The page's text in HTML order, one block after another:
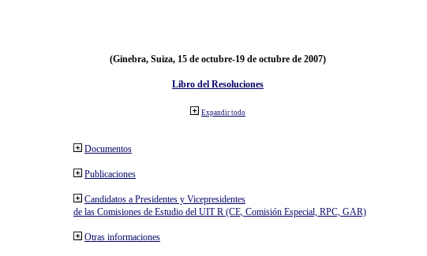
(Ginebra, Suiza, 15 de octubre-19 de octubre de 2007)
Libro del Resoluciones
Expandir todo
Documentos
Publicaciones
Candidatos a Presidentes y Vicepresidentes
de las Comisiones de Estudio del UIT R (CE, Comisión Especial, RPC, GAR)
Otras informaciones